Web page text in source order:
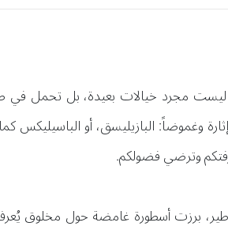
ليست مجرد خيالات بعيدة، بل تحمل في
وغموضاً: البازيليسق، أو الباسيليكس
وترضي فضولكم.
برزت أسطورة غامضة حول مخلوق